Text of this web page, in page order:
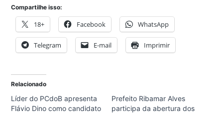
Compartilhe isso:
18+ Facebook WhatsApp
Telegram E-mail Imprimir
Relacionado
Líder do PCdoB apresenta
Flávio Dino como candidato
Prefeito Ribamar Alves
participa da abertura dos